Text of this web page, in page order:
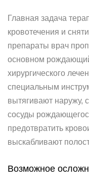
Главная задача
кровотечения и
препараты врач
основном
хирургического
специальным
вытягивают наружу,
сосуды
предотвратить
выскабливают
Возможное